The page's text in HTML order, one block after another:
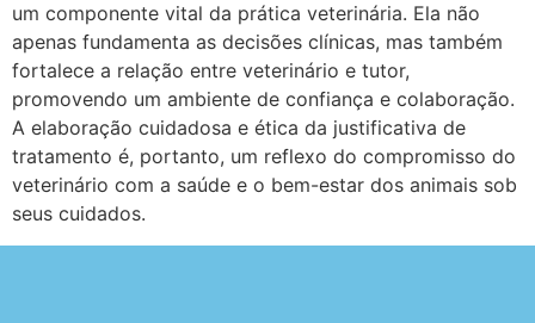
um componente vital da prática veterinária. Ela não
apenas fundamenta as decisões clínicas, mas também
fortalece a relação entre veterinário e tutor,
promovendo um ambiente de confiança e colaboração.
A elaboração cuidadosa e ética da justificativa de
tratamento é, portanto, um reflexo do compromisso do
veterinário com a saúde e o bem-estar dos animais sob
seus cuidados.